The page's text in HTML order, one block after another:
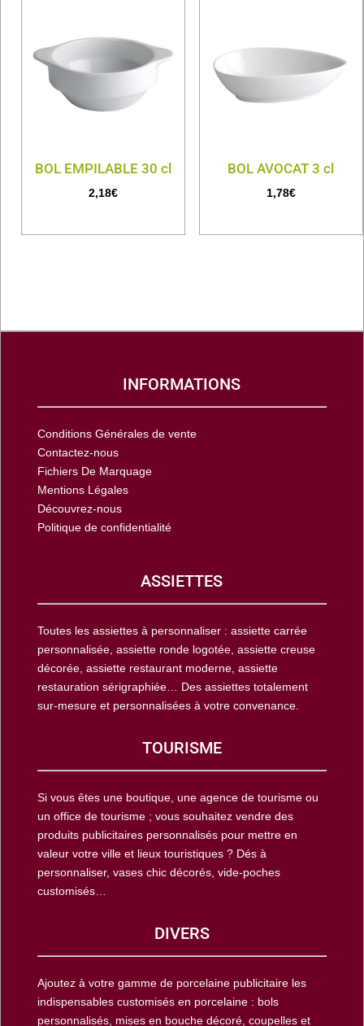
BOL EMPILABLE 30 cl
2,18€
BOL AVOCAT 3 cl
1,78€
INFORMATIONS
Conditions Générales de vente
Contactez-nous
Fichiers De Marquage
Mentions Légales
Découvrez-nous
Politique de confidentialité
ASSIETTES
Toutes les assiettes à personnaliser : assiette carrée
personnalisée, assiette ronde logotée, assiette creuse
décorée, assiette restaurant moderne, assiette
restauration sérigraphiée… Des assiettes totalement
sur-mesure et personnalisées à votre convenance.
TOURISME
Si vous êtes une boutique, une agence de tourisme ou
un office de tourisme ; vous souhaitez vendre des
produits publicitaires personnalisés pour mettre en
valeur votre ville et lieux touristiques ? Dés à
personnaliser, vases chic décorés, vide-poches
customisés…
DIVERS
Ajoutez à votre gamme de porcelaine publicitaire les
indispensables customisés en porcelaine : bols
personnalisés, mises en bouche décoré, coupelles et